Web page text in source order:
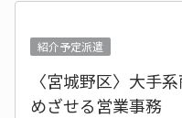
紹介予定派遣
〈宮城野区〉大手
めざせる営業事務